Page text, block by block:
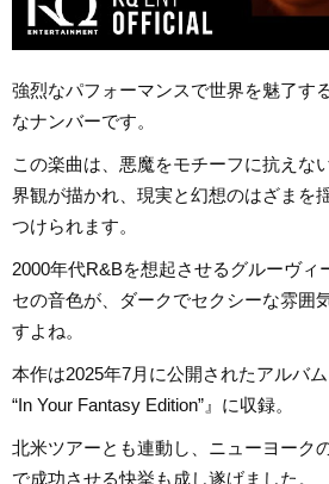
強烈なパフォーマンスで世界を魅了す
なナンバーです。
この楽曲は、悪魔をモチーフに抗えな
界観が描かれ、現実と幻想のはざまを
つけられます。
2000年代R&Bを想起させるグルーヴィ
セの音色が、ダークでセクシーな雰囲
すよね。
本作は2025年7月に公開されたアルバ
“In Your Fantasy Edition”』に収録。
北米ツアーとも連動し、ニューヨーク
で成功させる快挙も成し遂げました。